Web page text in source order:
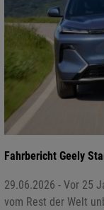
Fahrbericht Geely
29.06.2026 - Vor 25
vom Rest der Welt